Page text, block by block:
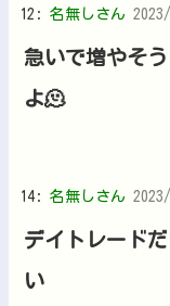
12: 名無しさん
急いで増やそ
よ🫠
14: 名無しさん
デイトレード
い